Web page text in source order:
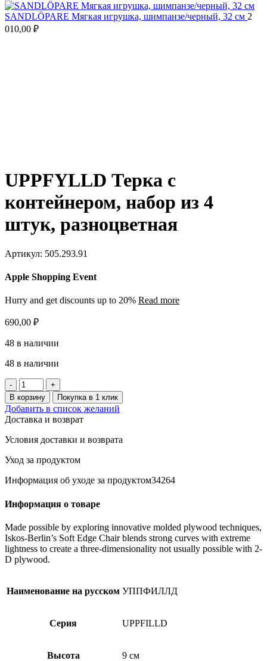
SANDLÖPARE Мягкая игрушка, шимпанзе/черный, 32 см 2
010,00 ₽
UPPFYLLD Терка с
контейнером, набор из 4
штук, разноцветная
Артикул: 505.293.91
Apple Shopping Event
Hurry and get discounts up to 20% Read more
690,00 ₽
48 в наличии
48 в наличии
Количество
товара
UPPFYLLD
Терка
с
контейнером,
набор
из
штук,
В корзину Покупка в 1 клик
Добавить в список желаний
Доставка и возврат
Условия доставки и возврата
Уход за продуктом
Информация об уходе за продуктом34264
Информация о товаре
Made possible by exploring innovative molded plywood techniques,
Iskos-Berlin’s Soft Edge Chair blends strong curves with extreme
lightness to create a three-dimensionality not usually possible with 2-
D plywood.
Наименование на русском УППФИЛЛД
Серия UPPFILLD
Высота 9 см